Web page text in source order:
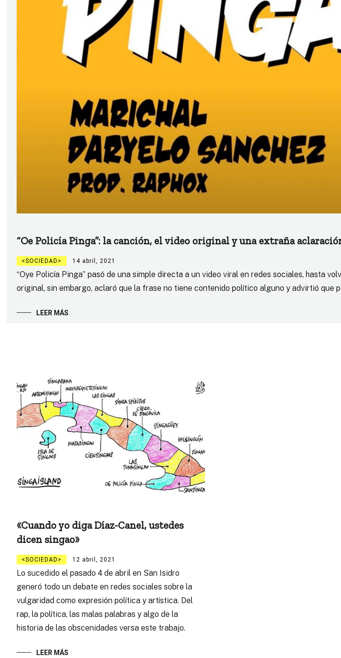
“Oe Policía Pinga”: la canción, el video original y una extraña
SOCIEDAD 14 abril, 2021
“Oye Policía Pinga” pasó de una simple directa a un video viral en redes sociales, hasta
original, sin embargo, aclaró que la frase no tiene contenido político alguno y advirtió que
LEER MÁS
«Cuando yo diga Díaz-Canel, ustedes
dicen singao»
SOCIEDAD 12 abril, 2021
Lo sucedido el pasado 4 de abril en San Isidro
generó todo un debate en redes sociales sobre la
vulgaridad como expresión política y artística. Del
rap, la política, las malas palabras y algo de la
historia de las obscenidades versa este trabajo.
LEER MÁS